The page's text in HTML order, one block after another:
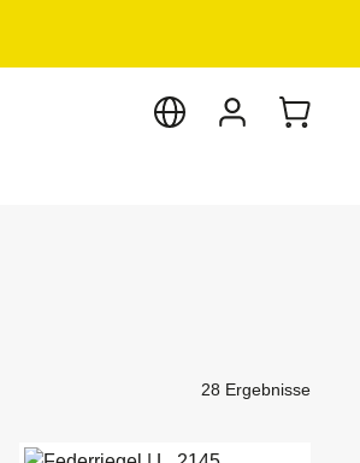
28 Ergebnisse